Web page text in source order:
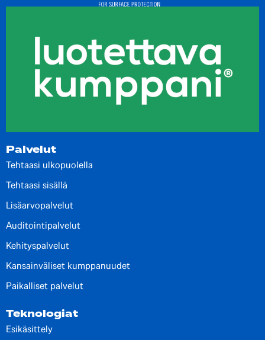
Palvelut
Tehtaasi ulkopuolella
Tehtaasi sisällä
Lisäarvopalvelut
Auditointipalvelut
Kehityspalvelut
Kansainväliset kumppanuudet
Paikalliset palvelut
Teknologiat
Esikäsittely